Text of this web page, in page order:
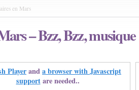
en Mars
– Bzz, Bzz,
Playeranda browser with Javascript
supportare needed..